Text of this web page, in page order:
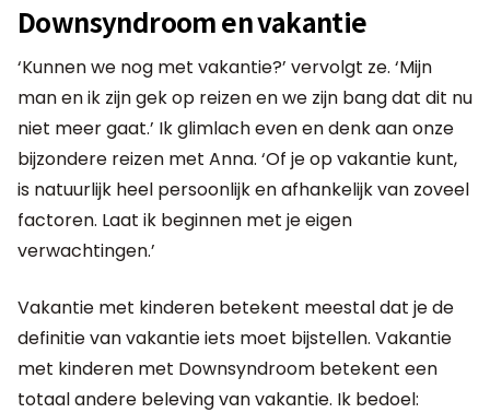
Downsyndroom en vakantie
‘Kunnen we nog met vakantie?’ vervolgt ze. ‘Mijn
man en ik zijn gek op reizen en we zijn bang dat dit nu
niet meer gaat.’ Ik glimlach even en denk aan onze
bijzondere reizen met Anna. ‘Of je op vakantie kunt,
is natuurlijk heel persoonlijk en afhankelijk van zoveel
factoren. Laat ik beginnen met je eigen
verwachtingen.’
Vakantie met kinderen betekent meestal dat je de
definitie van vakantie iets moet bijstellen. Vakantie
met kinderen met Downsyndroom betekent een
totaal andere beleving van vakantie. Ik bedoel: